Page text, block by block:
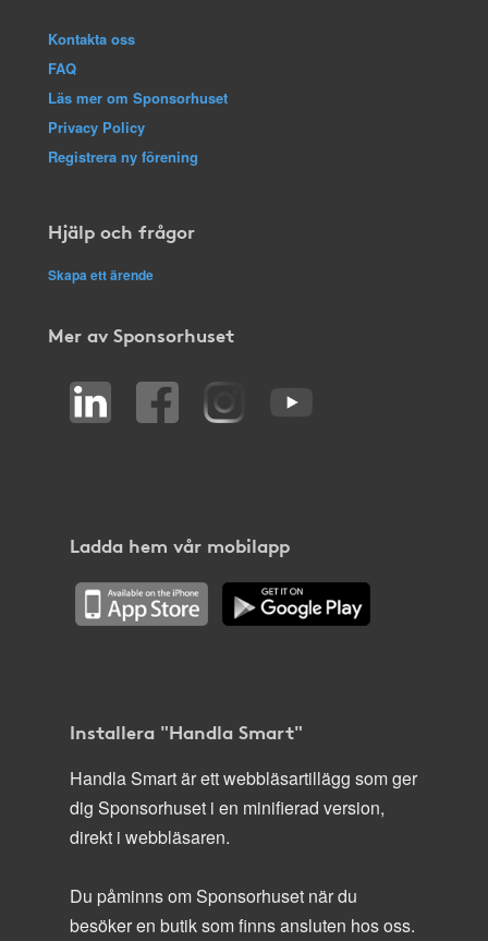
Kontakta oss
FAQ
Läs mer om Sponsorhuset
Privacy Policy
Registrera ny förening
Hjälp och frågor
Skapa ett ärende
Mer av Sponsorhuset
Ladda hem vår mobilapp
Installera "Handla Smart"
Handla Smart är ett webbläsartillägg som ger
dig Sponsorhuset i en minifierad version,
direkt i webbläsaren.
Du påminns om Sponsorhuset när du
besöker en butik som finns ansluten hos oss.